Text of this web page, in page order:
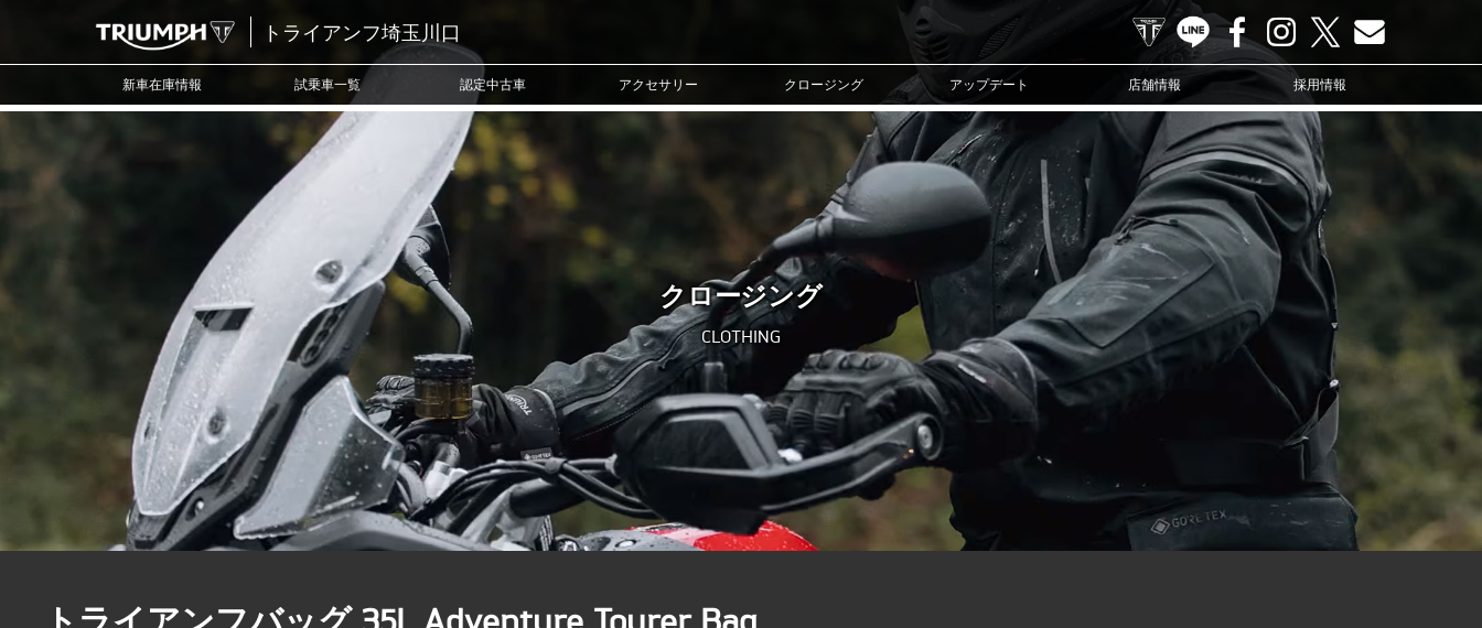
トライアンフ埼玉川口 TRIUMPH OFFICIAL SITE
LINE FacebookInstagram
新車在庫情報 試乗車一覧 認定中古車 アクセサリー クロージング アップデート 店舗情報 採用情報
クロージング
CLOTHING
トライアンフバッグ 35L Adventure Tourer Bag